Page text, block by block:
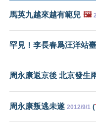
馬英九越來越有範兒 🖼️
罕見！李長春爲汪洋站臺
周永康返京後 北京發生
周永康叛逃未遂 2012/9/1 (